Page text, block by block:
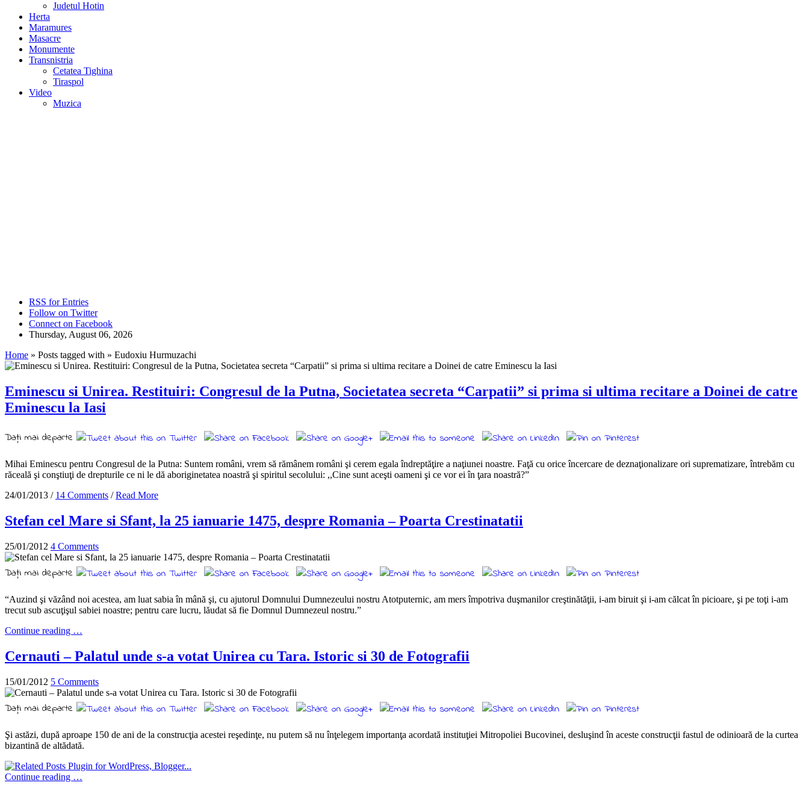
Judetul Hotin
Herta
Maramures
Masacre
Monumente
Transnistria
Cetatea Tighina
Tiraspol
Video
Muzica
RSS for Entries
Follow on Twitter
Connect on Facebook
Thursday, August 06, 2026
Home » Posts tagged with » Eudoxiu Hurmuzachi
Eminescu si Unirea. Restituiri: Congresul de la Putna, Societatea secreta “Carpatii” si prima si ultima recitare a Doinei de catre
Eminescu la Iasi
Daţi mai departe
Mihai Eminescu pentru Congresul de la Putna: Suntem români, vrem să rămânem români şi cerem egala îndreptăţire a naţiunei noastre. Faţă cu orice încercare de deznaţionalizare ori suprematizare, întrebăm cu
răceală şi conştiuţi de drepturile ce ni le dă aboriginetatea noastră şi spiritul secolului: ,,Cine sunt aceşti oameni şi ce vor ei în ţara noastră?”
24/01/2013 / 14 Comments /Read More
Stefan cel Mare si Sfant, la 25 ianuarie 1475, despre Romania – Poarta Crestinatatii
25/01/2012 4 Comments
Daţi mai departe
“Auzind şi văzând noi acestea, am luat sabia în mână şi, cu ajutorul Domnului Dumnezeului nostru Atotputernic, am mers împotriva duşmanilor creştinătăţii, i-am biruit şi i-am călcat în picioare, şi pe toţi i-am
trecut sub ascuţişul sabiei noastre; pentru care lucru, lăudat să fie Domnul Dumnezeul nostru.”
Continue reading …
Cernauti – Palatul unde s-a votat Unirea cu Tara. Istoric si 30 de Fotografii
15/01/2012 5 Comments
Daţi mai departe
Şi astăzi, după aproape 150 de ani de la construcţia acestei reşedinţe, nu putem să nu înţelegem importanţa acordată instituţiei Mitropoliei Bucovinei, desluşind în aceste construcţii fastul de odinioară de la curtea
bizantină de altădată.
Continue reading …